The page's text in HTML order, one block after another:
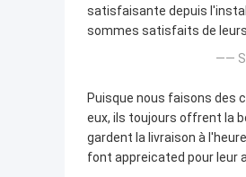
satisfaisante depuis
sommes satisfaits de
——
Puisque nous faisons des
eux, ils toujours offrent la
gardent la livraison à
font appreicated pour leur